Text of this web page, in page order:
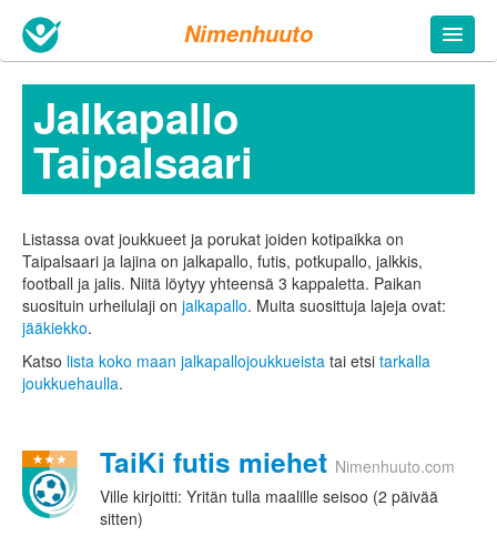
Nimenhuuto
Jalkapallo
Taipalsaari
Listassa ovat joukkueet ja porukat joiden kotipaikka on
Taipalsaari ja lajina on jalkapallo, futis, potkupallo, jalkkis,
football ja jalis. Niitä löytyy yhteensä 3 kappaletta. Paikan
suosituin urheilulaji on jalkapallo. Muita suosittuja lajeja ovat:
jääkiekko.
Katso lista koko maan jalkapallojoukkueista tai etsi tarkalla
joukkuehaulla.
TaiKi futis miehet Nimenhuuto.com
Ville kirjoitti: Yritän tulla maalille seisoo (2 päivää
sitten)